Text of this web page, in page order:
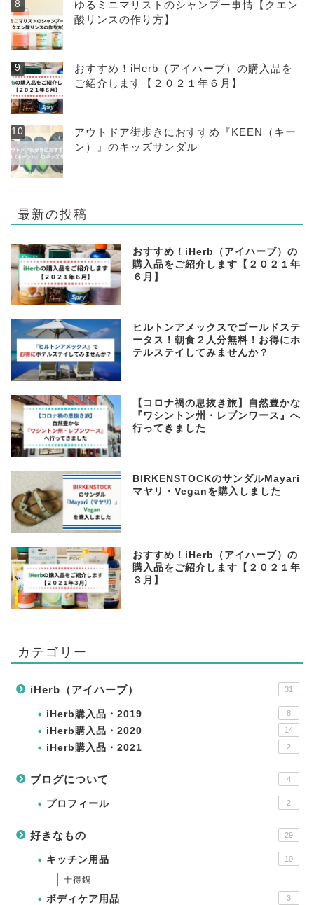
ゆるミニマリストのシャンプー事情【クエン
酸リンスの作り方】
おすすめ！iHerb（アイハーブ）の購入品を
ご紹介します【２０２１年６月】
アウトドア街歩きにおすすめ『KEEN（キー
ン）』のキッズサンダル
最新の投稿
おすすめ！iHerb（アイハーブ）の
購入品をご紹介します【２０２１年
６月】
ヒルトンアメックスでゴールドステ
ータス！朝食２人分無料！お得にホ
テルステイしてみませんか？
【コロナ禍の息抜き旅】自然豊かな
『ワシントン州・レブンワース』へ
行ってきました
BIRKENSTOCKのサンダルMayari
マヤリ・Veganを購入しました
おすすめ！iHerb（アイハーブ）の
購入品をご紹介します【２０２１年
３月】
カテゴリー
iHerb（アイハーブ） 31
iHerb購入品・2019 8
iHerb購入品・2020 14
iHerb購入品・2021 2
ブログについて 4
プロフィール 2
好きなもの 29
キッチン用品 10
十得鍋
ボディケア用品 3